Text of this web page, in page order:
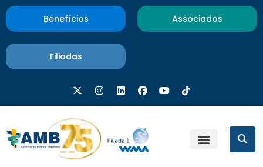
Benefícios Associados
Filiadas